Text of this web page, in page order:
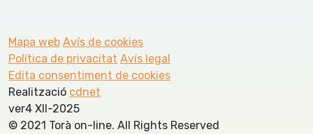
Mapa web Avís de cookies
Política de privacitat Avís legal
Edita consentiment de cookies
Realització cdnet
ver4 XII-2025
© 2021 Torà on-line. All Rights Reserved